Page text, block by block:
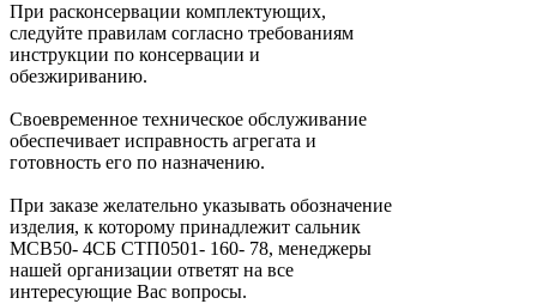
При расконсервации комплектующих,
следуйте правилам согласно требованиям
инструкции по консервации и
обезжириванию.
Своевременное техническое обслуживание
обеспечивает исправность агрегата и
готовность его по назначению.
При заказе желательно указывать обозначение
изделия, к которому принадлежит сальник
МСВ50- 4СБ СТП0501- 160- 78, менеджеры
нашей организации ответят на все
интересующие Вас вопросы.